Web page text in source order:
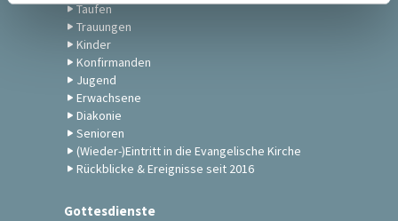
Taufen
Trauungen
Kinder
Konfirmanden
Jugend
Erwachsene
Diakonie
Senioren
(Wieder-)Eintritt in die Evangelische Kirche
Rückblicke & Ereignisse seit 2016
Gottesdienste